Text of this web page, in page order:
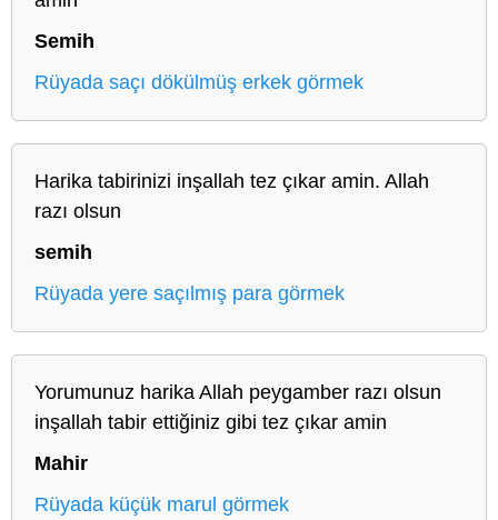
Semih
Rüyada saçı dökülmüş erkek görmek
Harika tabirinizi inşallah tez çıkar amin. Allah
razı olsun
semih
Rüyada yere saçılmış para görmek
Yorumunuz harika Allah peygamber razı olsun
inşallah tabir ettiğiniz gibi tez çıkar amin
Mahir
Rüyada küçük marul görmek